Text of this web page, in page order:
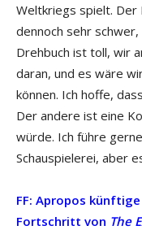
Weltkriegs spielt. Der
dennoch sehr
Drehbuch ist toll, wir
daran, und es wäre
können. Ich hoffe,
Der andere ist eine
würde. Ich führe
Schauspielerei, aber
FF: Apropos
Fortschritt von The